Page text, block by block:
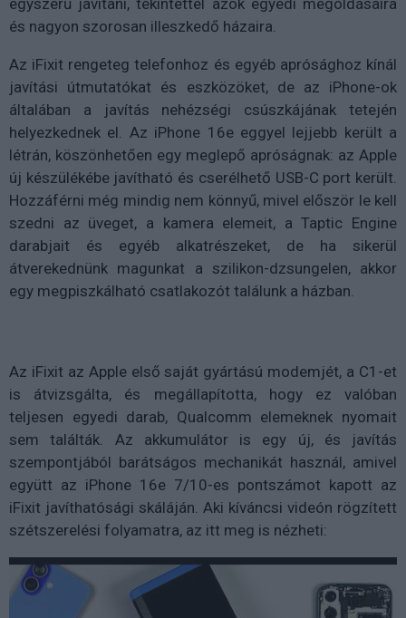
egyszerű javítani, tekintettel azok egyedi megoldásaira
és nagyon szorosan illeszkedő házaira.
Az iFixit rengeteg telefonhoz és egyéb aprósághoz kínál
javítási útmutatókat és eszközöket, de az iPhone-ok
általában a javítás nehézségi csúszkájának tetején
helyezkednek el. Az iPhone 16e eggyel lejjebb került a
létrán, köszönhetően egy meglepő apróságnak: az Apple
új készülékébe javítható és cserélhető USB-C port került.
Hozzáférni még mindig nem könnyű, mivel először le kell
szedni az üveget, a kamera elemeit, a Taptic Engine
darabjait és egyéb alkatrészeket, de ha sikerül
átverekednünk magunkat a szilikon-dzsungelen, akkor
egy megpiszkálható csatlakozót találunk a házban.
Az iFixit az Apple első saját gyártású modemjét, a C1-et
is átvizsgálta, és megállapította, hogy ez valóban
teljesen egyedi darab, Qualcomm elemeknek nyomait
sem találták. Az akkumulátor is egy új, és javítás
szempontjából barátságos mechanikát használ, amivel
együtt az iPhone 16e 7/10-es pontszámot kapott az
iFixit javíthatósági skáláján. Aki kíváncsi videón rögzített
szétszerelési folyamatra, az itt meg is nézheti: